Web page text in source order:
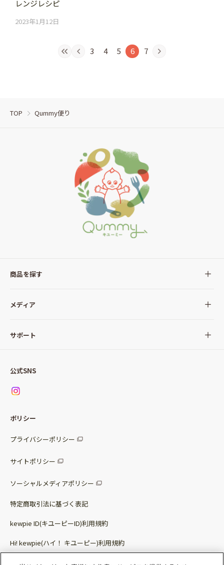
レンジレシピ
2023年1月12日
3 4 5 6 7
TOP Qummy便り
商品を探す
全ての商品
サラダ
パッケージサラダ
惣菜サラダ
調味料
ベビー・幼児食
その他（カレーなど）
メディア
Qummy(キユーミー)について
サポート
お問い合わせ
公式SNS
ポリシー
プライバシーポリシー
サイトポリシー
ソーシャルメディアポリシー
特定商取引法に基づく表記
kewpie ID(キユーピーID)利用規約
Hi! kewpie(ハイ！ キユーピー)利用規約
Qummy(キユーミー)利用規約​